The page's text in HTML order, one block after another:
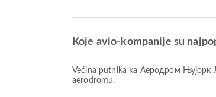
Koje avio-kompanije su
Većina putnika ka Аеродром Њујорк
aerodromu.